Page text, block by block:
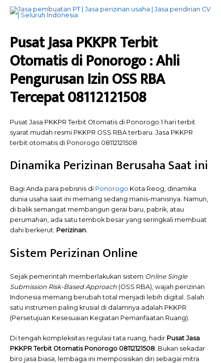
Pusat Jasa PKKPR Terbit
Otomatis di Ponorogo : Ahli
Pengurusan Izin OSS RBA
Tercepat 08112121508
Pusat Jasa PKKPR Terbit Otomatis di Ponorogo 1 hari terbit
syarat mudah resmi PKKPR OSS RBA terbaru. Jasa PKKPR
terbit otomatis di Ponorogo 08112121508
Dinamika Perizinan Berusaha Saat ini
Bagi Anda para pebisnis di Ponorogo Kota Reog, dinamika
dunia usaha saat ini memang sedang manis-manisnya. Namun,
di balik semangat membangun gerai baru, pabrik, atau
perumahan, ada satu tembok besar yang seringkali membuat
dahi berkerut: Perizinan.
Sistem Perizinan Online
Sejak pemerintah memberlakukan sistem Online Single
Submission Risk-Based Approach (OSS RBA), wajah perizinan
Indonesia memang berubah total menjadi lebih digital. Salah
satu instrumen paling krusial di dalamnya adalah PKKPR
(Persetujuan Kesesuaian Kegiatan Pemanfaatan Ruang).
Di tengah kompleksitas regulasi tata ruang, hadir Pusat Jasa
PKKPR Terbit Otomatis Ponorogo 08112121508 . Bukan sekadar
biro jasa biasa, lembaga ini memposisikan diri sebagai mitra